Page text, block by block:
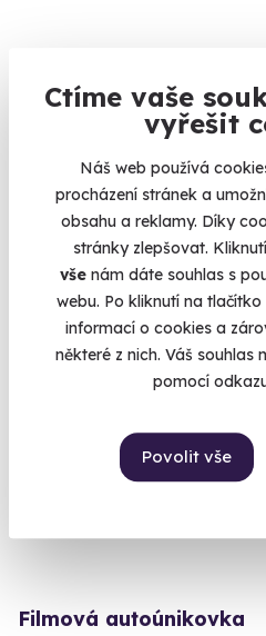
Ctíme vaše
vyřešit
Náš web používá
procházení stránek a
obsahu a reklamy. Díky
stránky zlepšovat.
vše nám dáte souhlas s
webu. Po kliknutí na tlačítko
informací o cookies a
některé z nich. Váš
pomocí
Povolit vše
Venkovní úniková hra:
Rozlušťte záhadu v Kutné Hoře
Kutná Hora
1 190 Kč
Filmová autoúnikovka